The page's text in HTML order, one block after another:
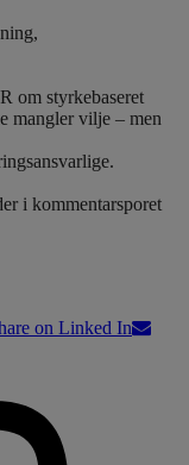
om styrkebaseret
mangler vilje – men
i kommentarsporet
on Linked In